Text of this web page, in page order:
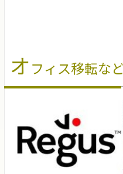
オフィス移転な